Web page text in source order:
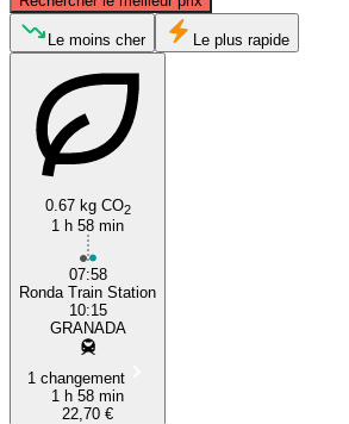
Ronda
Le moins cher Le plus rapide
0.67 kg CO2
1 h 58 min
07:58
Ronda Train Station
10:15
GRANADA
1 changement
1 h 58 min
22,70 €